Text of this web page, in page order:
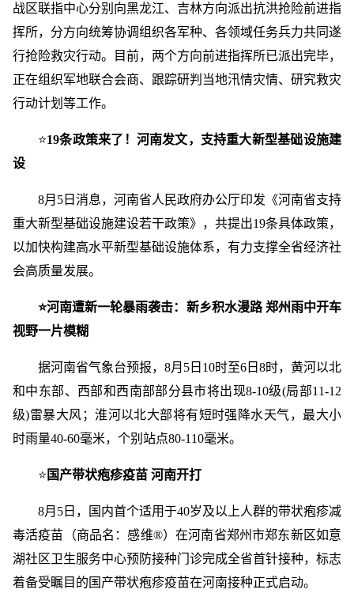
战区联指中心分别向黑龙江、吉林方向派出抗洪抢险前进指
挥所，分方向统筹协调组织各军种、各领域任务兵力共同遂
行抢险救灾行动。目前，两个方向前进指挥所已派出完毕，
正在组织军地联合会商、跟踪研判当地汛情灾情、研究救灾
行动计划等工作。
⭐19条政策来了！河南发文，支持重大新型基础设施建
设
8月5日消息，河南省人民政府办公厅印发《河南省支持
重大新型基础设施建设若干政策》，共提出19条具体政策，
以加快构建高水平新型基础设施体系，有力支撑全省经济社
会高质量发展。
⭐河南遭新一轮暴雨袭击：新乡积水漫路 郑州雨中开车
视野一片模糊
据河南省气象台预报，8月5日10时至6日8时，黄河以北
和中东部、西部和西南部部分县市将出现8-10级(局部11-12
级)雷暴大风；淮河以北大部将有短时强降水天气，最大小
时雨量40-60毫米，个别站点80-110毫米。
⭐ 国产带状疱疹疫苗 河南开打
8月5日，国内首个适用于40岁及以上人群的带状疱疹减
毒活疫苗（商品名：感维®）在河南省郑州市郑东新区如意
湖社区卫生服务中心预防接种门诊完成全省首针接种，标志
着备受瞩目的国产带状疱疹疫苗在河南接种正式启动。